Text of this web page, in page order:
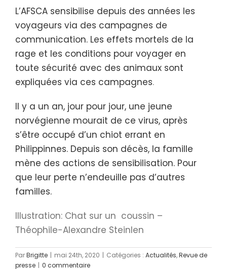
L’AFSCA sensibilise depuis des années les
voyageurs via des campagnes de
communication. Les effets mortels de la
rage et les conditions pour voyager en
toute sécurité avec des animaux sont
expliquées via ces campagnes.
Il y a un an, jour pour jour, une jeune
norvégienne mourait de ce virus, après
s’être occupé d’un chiot errant en
Philippinnes. Depuis son décès, la famille
mène des actions de sensibilisation. Pour
que leur perte n’endeuille pas d’autres
familles.
Illustration: Chat sur un coussin –
Théophile-Alexandre Steinlen
ParBrigitte | mai 24th, 2020 | Catégories : Actualités,Revue de
presse | 0 commentaire